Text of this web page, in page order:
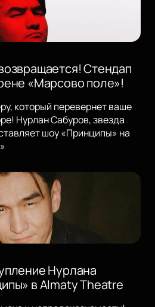
Стендап
«Марсово поле»!
который перевернет ваше
Нурлан Сабуров, звезда
шоу «Принципы» на
Нурлана
в Almaty Theatre